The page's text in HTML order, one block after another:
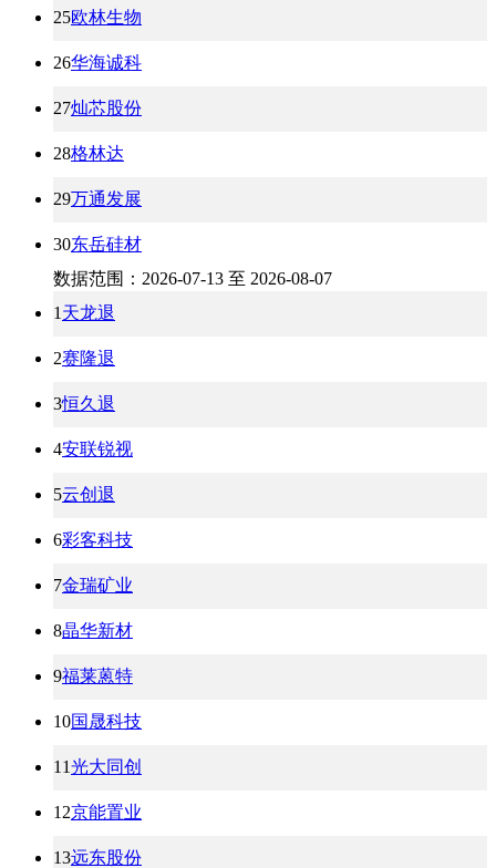
25欧林生物
26华海诚科
27灿芯股份
28格林达
29万通发展
30东岳硅材
数据范围：2026-07-13 至 2026-08-07
1 天龙退
2赛隆退
3恒久退
4安联锐视
5云创退
6彩客科技
7金瑞矿业
8晶华新材
9福莱蒽特
10国晟科技
11光大同创
12京能置业
13远东股份